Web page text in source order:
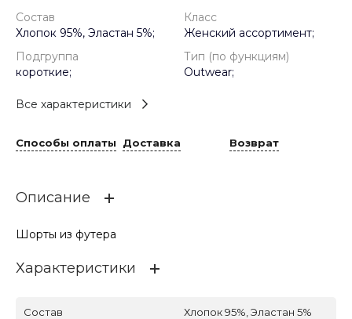
Состав
Хлопок 95%, Эластан 5%;
Класс
Женский ассортимент;
Подгруппа
короткие;
Тип (по функциям)
Outwear;
Все характеристики
Способы оплаты Доставка Возврат
Описание
Шорты из футера
Характеристики
Состав Хлопок 95%, Эластан 5%